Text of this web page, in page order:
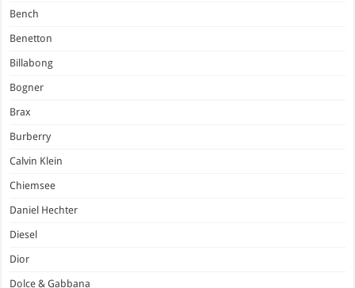
Bench
Benetton
Billabong
Bogner
Brax
Burberry
Calvin Klein
Chiemsee
Daniel Hechter
Diesel
Dior
Dolce & Gabbana